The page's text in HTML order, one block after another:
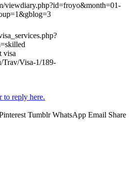
viewdiary.php?id=froyo&month=01-
visa
Trav/Visa-1/189-
to reply here.
Tumblr WhatsApp Email Share